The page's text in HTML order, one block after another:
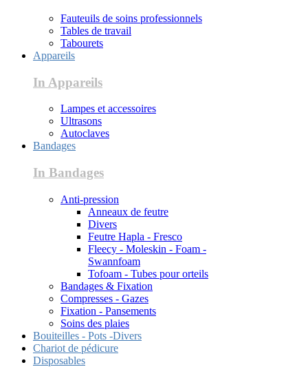
Fauteuils de soins professionnels
Tables de travail
Tabourets
Appareils
In Appareils
Lampes et accessoires
Ultrasons
Autoclaves
Bandages
In Bandages
Anti-pression
Anneaux de feutre
Divers
Feutre Hapla - Fresco
Fleecy - Moleskin - Foam -
Swannfoam
Tofoam - Tubes pour orteils
Bandages & Fixation
Compresses - Gazes
Fixation - Pansements
Soins des plaies
Bouiteilles - Pots -Divers
Chariot de pédicure
Disposables